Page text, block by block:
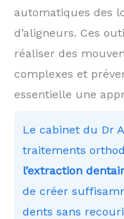
automatiques des
d’aligneurs. Ces
réaliser des
complexes et
essentielle une
Le cabinet du Dr
traitements
l’extraction
de créer
dents sans